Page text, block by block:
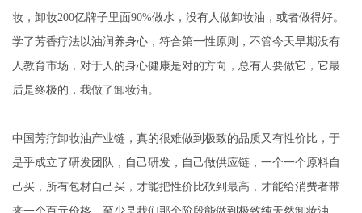
妆，卸妆200亿牌子里面90%做水，没有人做卸妆油，或者做得好。
学了芳香疗法以油润养身心，符合第一性原则，不管今天早期没有
人教育市场，对于人的身心健康是对的方向，总有人要做它，它最
后是终极的，我做了卸妆油。
中国芳疗卸妆油产业链，真的很难做到极致的品质又有性价比，于
是乎成立了研发团队，自己研发，自己做供应链，一个一个原料自
己买，所有包材自己买，才能把性价比砍到最高，才能给消费者带